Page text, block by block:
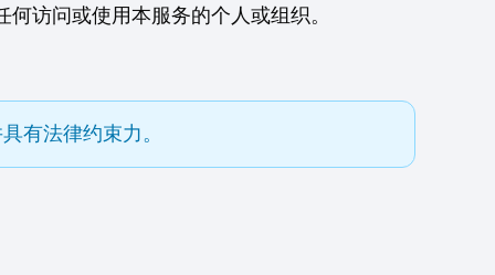
访问或使用本服务的个人或组织。
有法律约束力。